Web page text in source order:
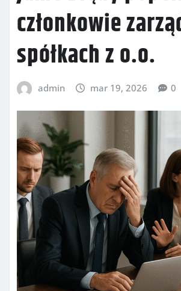
członkowie
spółkach z o.o.
admin mar 19, 2026 0